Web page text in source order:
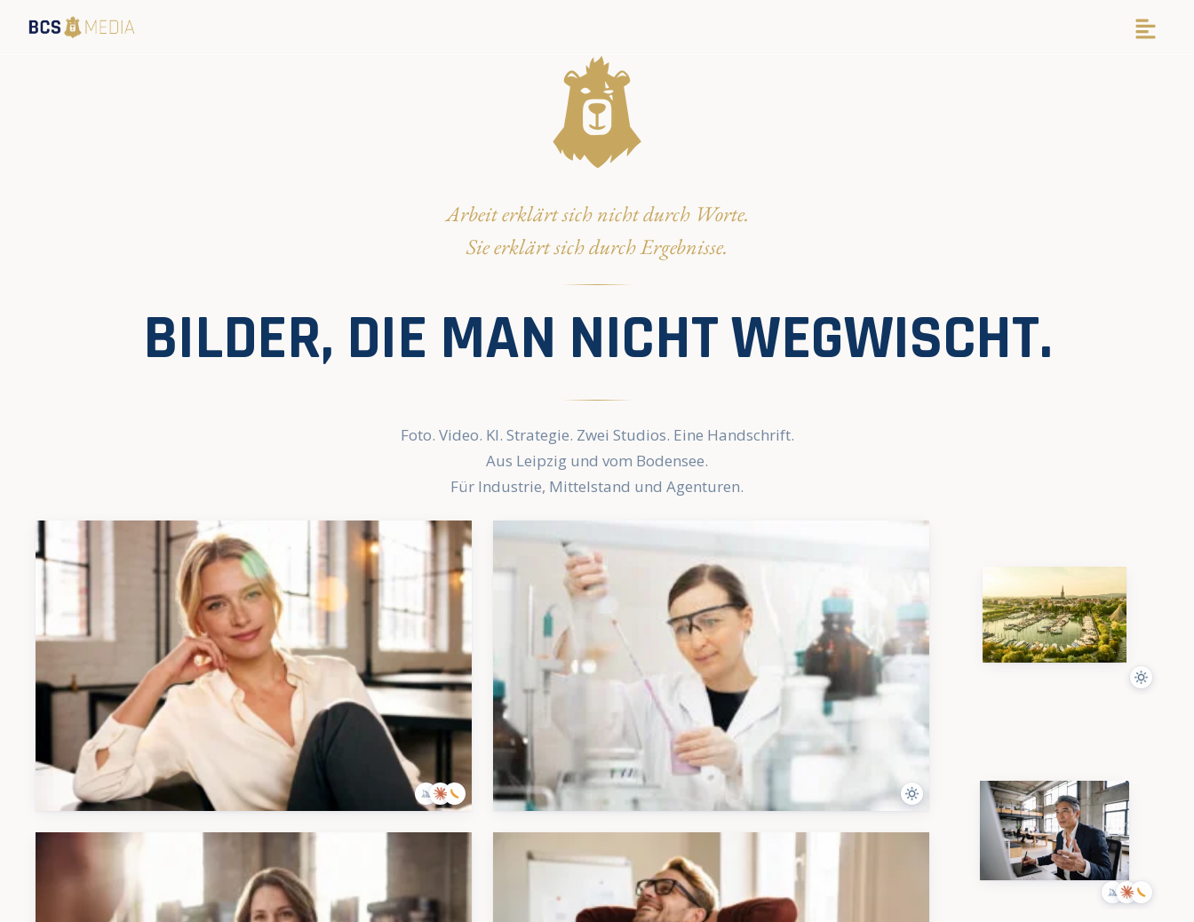
Arbeit erklärt sich nicht durch Worte.
Sie erklärt sich durch Ergebnisse.
BILDER, DIE MAN NICHT WEGWISCHT.
Foto. Video. KI. Strategie. Zwei Studios. Eine Handschrift.
Aus Leipzig und vom Bodensee.
Für Industrie, Mittelstand und Agenturen.